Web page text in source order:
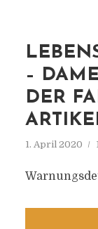
–
DER
1. April 2020